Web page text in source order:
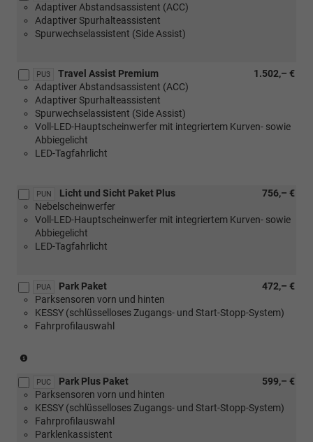
Adaptiver Abstandsassistent (ACC)
Adaptiver Spurhalteassistent
Spurwechselassistent (Side Assist)
PU3 1.502,– €
Travel Assist Premium
Adaptiver Abstandsassistent (ACC)
Adaptiver Spurhalteassistent
Spurwechselassistent (Side Assist)
Voll-LED-Hauptscheinwerfer mit integriertem Kurven- sowie
Abbiegelicht
LED-Tagfahrlicht
PUN 756,– €
Licht und Sicht Paket Plus
Nebelscheinwerfer
Voll-LED-Hauptscheinwerfer mit integriertem Kurven- sowie
Abbiegelicht
LED-Tagfahrlicht
PUA 472,– €
Park Paket
Parksensoren vorn und hinten
KESSY (schlüsselloses Zugangs- und Start-Stopp-System)
Fahrprofilauswahl
Verbindung
mit
1.0
MPI
59
PUC 599,– €
Park Plus Paket
Parksensoren vorn und hinten
KESSY (schlüsselloses Zugangs- und Start-Stopp-System)
Fahrprofilauswahl
Parklenkassistent